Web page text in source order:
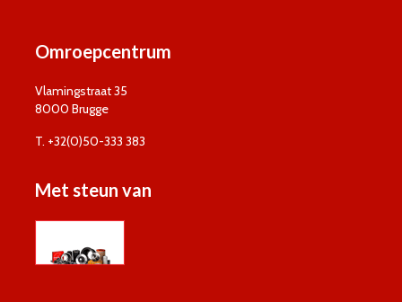
Omroepcentrum
Vlamingstraat 35
8000 Brugge
T. +32(0)50-333 383
Met steun van